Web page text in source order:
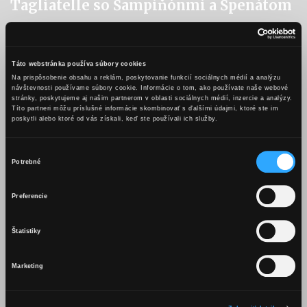
Táto webstránka používa súbory cookies
Na prispôsobenie obsahu a reklám, poskytovanie funkcií sociálnych médií a analýzu
návštevnosti používame súbory cookie. Informácie o tom, ako používate naše webové
stránky, poskytujeme aj našim partnerom v oblasti sociálnych médií, inzercie a analýzy.
Títo partneri môžu príslušné informácie skombinovať s ďalšími údajmi, ktoré ste im
poskytli alebo ktoré od vás získali, keď ste používali ich služby.
Potrebné
Preferencie
Štatistiky
Marketing
Tagliatelle so Šampiňónmi a Špenátom
250 g hnedých šampiňónov
250 g špenátu
2 šalotky
1 cesnak
50 ml Karpatské KB
Šampiňóny si nakrájame na štvrťky. Na panvici si roztopíme maslo
Pridáme šampiňóny a opečieme. Pridáme špenát a pretlačený